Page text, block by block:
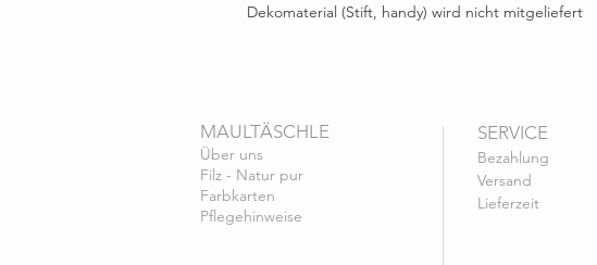
Dekomaterial (Stift, handy) wird nicht mitgeliefert
MAULTÄSCHLE
Über uns
Filz - Natur pur
Farbkarten
Pflegehinweise
SERVICE
Bezahlung
Versand
Lieferzeit